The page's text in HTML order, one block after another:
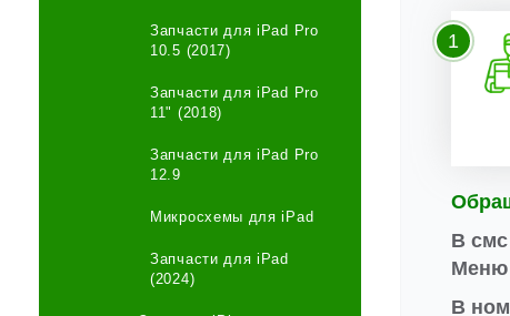
Запчасти для iPad Pro
10.5 (2017)
Запчасти для iPad Pro
11" (2018)
Запчасти для iPad Pro
12.9
Микросхемы для iPad
Запчасти для iPad
(2024)
1
В смс
Меню
В